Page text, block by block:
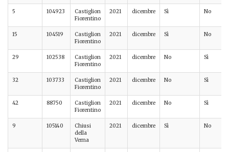
5 104923
Castiglion
Fiorentino
2021 dicembre Sì No
15 104519
Castiglion
Fiorentino
2021 dicembre Sì No
29 102538
Castiglion
Fiorentino
2021 dicembre No Sì
32 103733
Castiglion
Fiorentino
2021 dicembre No Sì
42 88750
Castiglion
Fiorentino
2021 dicembre No Sì
9 105140
Chiusi
della
Verna
2021 dicembre Sì No